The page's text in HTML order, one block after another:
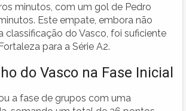
minutos, com um gol de Pedro
Este empate, embora não
classificação do Vasco, foi suficiente
para a Série A2.
do Vasco na Fase Inicial
a fase de grupos com uma